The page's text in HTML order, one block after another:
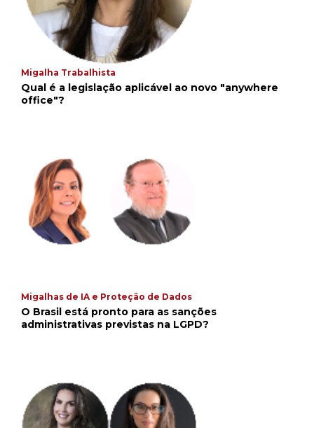
Migalha Trabalhista
Qual é a legislação aplicável ao novo "anywhere
office"?
Migalhas de IA e Proteção de Dados
O Brasil está pronto para as sanções
administrativas previstas na LGPD?